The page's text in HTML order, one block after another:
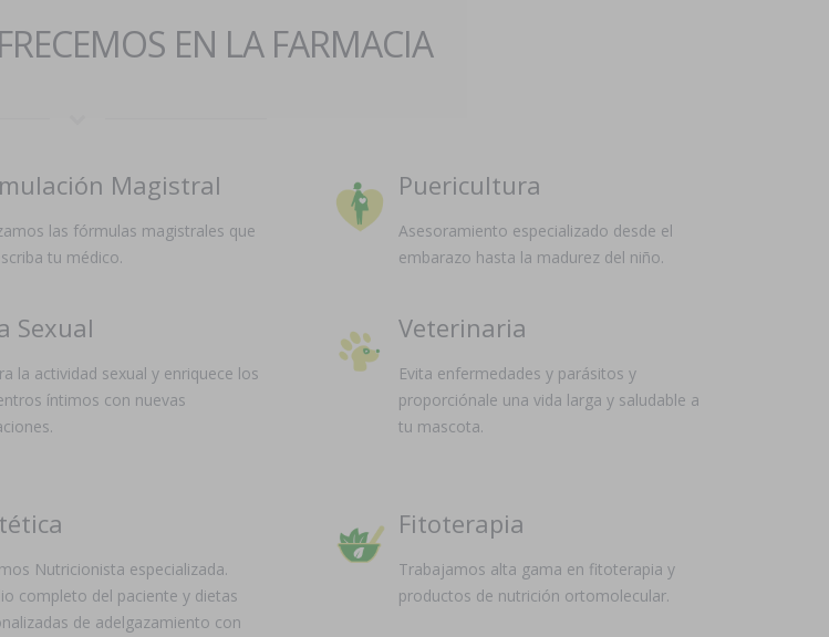
EN LA FARMACIA
Magistral
las fórmulas magistrales que
tu médico.
Puericultura
Asesoramiento especializado desde el
embarazo hasta la madurez del niño.
Sexual
la actividad sexual y enriquece los
íntimos con nuevas
Veterinaria
Evita enfermedades y parásitos y
proporciónale una vida larga y saludable a
tu mascota.
Nutricionista especializada.
completo del paciente y dietas
de adelgazamiento con
Fitoterapia
Trabajamos alta gama en fitoterapia y
productos de nutrición ortomolecular.